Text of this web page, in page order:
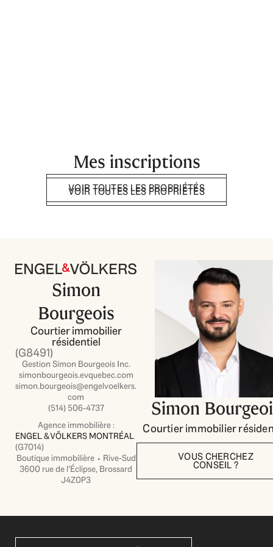
Mes inscriptions
VOIR TOUTES LES PROPRIÉTÉS
VOIR TOUTES LES PROPRIÉTÉS
Simon
Bourgeois
Courtier immobilier
résidentiel
(G8491)
Gestion Simon Bourgeois Inc.
simonbourgeois.evquebec.com
simon.bourgeois@engelvoelkers.
com
(514) 506-4737
Agence immobilière :
ENGEL & VÖLKERS MONTRÉAL
(G7014)
Boutique immobilière ⬩ Rive-Sud
3600 rue de l'Éclipse, Brossard
J4Z0P3
Simon
Courtier immobilier
VOUS CHERCHEZ
CONSEIL ?